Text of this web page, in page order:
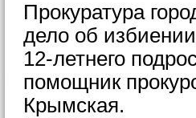
Прокуратура
дело об
12-летнего
помощник
Крымская.